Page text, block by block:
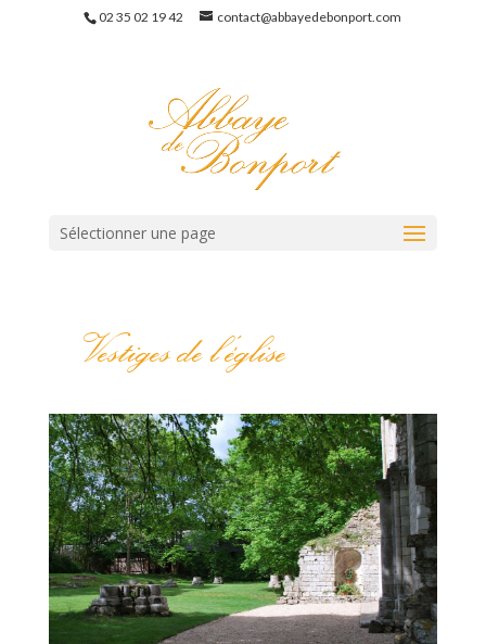
02 35 02 19 42 contact@abbayedebonport.com
Sélectionner une page
Vestiges de l’église